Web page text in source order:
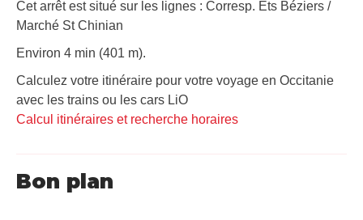
Cet arrêt est situé sur les lignes : Corresp. Ets Béziers /
Marché St Chinian
Environ 4 min (401 m).
Calculez votre itinéraire pour votre voyage en Occitanie
avec les trains ou les cars LiO
Calcul itinéraires et recherche horaires
Bon plan